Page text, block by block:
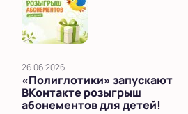
26.06.2026
«Полиглотики» запускают
ВКонтакте розыгрыш
абонементов для детей!